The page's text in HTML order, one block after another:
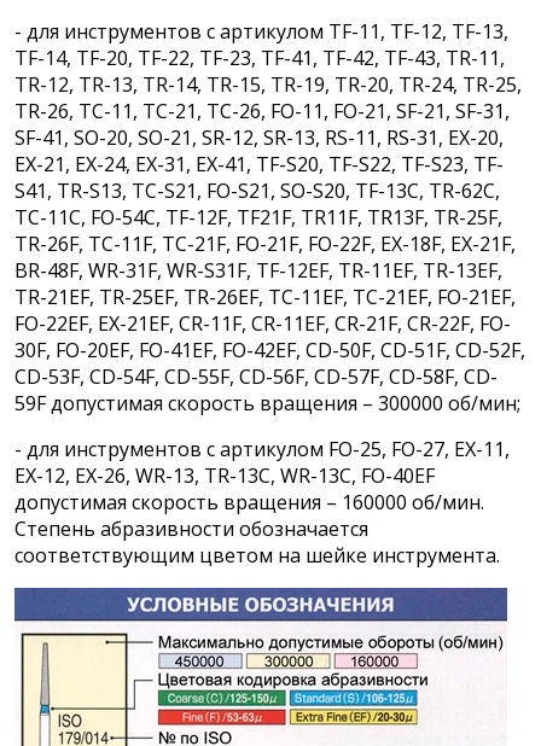
- для инструментов с артикулом TF-11, TF-12, TF-13,
TF-14, TF-20, TF-22, TF-23, TF-41, TF-42, TF-43, TR-11,
TR-12, TR-13, TR-14, TR-15, TR-19, TR-20, TR-24, TR-25,
TR-26, TC-11, TC-21, TC-26, FO-11, FO-21, SF-21, SF-31,
SF-41, SO-20, SO-21, SR-12, SR-13, RS-11, RS-31, EX-20,
EX-21, EX-24, EX-31, EX-41, TF-S20, TF-S22, TF-S23, TF-
S41, TR-S13, TC-S21, FO-S21, SO-S20, TF-13C, TR-62C,
TC-11C, FO-54C, TF-12F, TF21F, TR11F, TR13F, TR-25F,
TR-26F, TC-11F, TC-21F, FO-21F, FO-22F, EX-18F, EX-21F,
BR-48F, WR-31F, WR-S31F, TF-12EF, TR-11EF, TR-13EF,
TR-21EF, TR-25EF, TR-26EF, TC-11EF, TC-21EF, FO-21EF,
FO-22EF, EX-21EF, CR-11F, CR-11EF, CR-21F, CR-22F, FO-
30F, FO-20EF, FO-41EF, FO-42EF, CD-50F, CD-51F, CD-52F,
CD-53F, CD-54F, CD-55F, CD-56F, CD-57F, CD-58F, CD-
59F допустимая скорость вращения – 300000 об/мин;
- для инструментов с артикулом FO-25, FO-27, EX-11,
EX-12, EX-26, WR-13, TR-13C, WR-13C, FO-40EF
допустимая скорость вращения – 160000 об/мин.
Степень абразивности обозначается
соответствующим цветом на шейке инструмента.